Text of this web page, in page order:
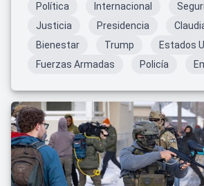
Política Internacional
Justicia
Presidencia
Bienestar
Trump
Estados
Fuerzas Armadas
Policía